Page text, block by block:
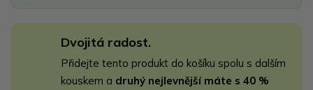
Dvojitá radost.
Přidejte tento produkt do košíku spolu s dalším
kouskem a druhý nejlevnější máte s 40 %